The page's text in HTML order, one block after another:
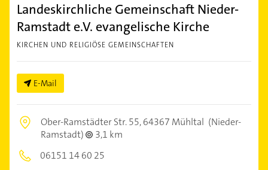
Landeskirchliche Gemeinschaft Nieder-
Ramstadt e.V. evangelische Kirche
KIRCHEN UND RELIGIÖSE GEMEINSCHAFTEN
E-Mail
Ober-Ramstädter Str. 55,64367 Mühltal (Nieder-
Ramstadt)
3,1 km
06151 14 60 25